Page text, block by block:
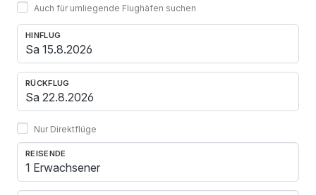
Auch für umliegende Flughäfen suchen
HINFLUG
RÜCKFLUG
Nur Direktflüge
REISENDE
1 Erwachsener